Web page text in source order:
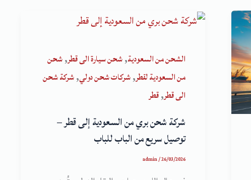
الشحن من السعودية,شحن سيارة الى قطر,شحن
من السعودية لقطر,شركات شحن دولي,شركة شحن
الى قطر,قطر
شركة شحن بري من السعودية إلى قطر –
توصيل سريع من الباب للباب
admin/26/03/2026